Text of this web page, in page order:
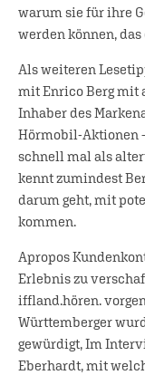
warum sie für ihre
werden können,
Als weiteren
mit Enrico Berg mit
Inhaber des
Hörmobil-Aktionen
schnell mal als
kennt zumindest
darum geht, mit
kommen.
Apropos
Erlebnis zu
iffland.hören.
Württemberger
gewürdigt, Im
Eberhardt, mit